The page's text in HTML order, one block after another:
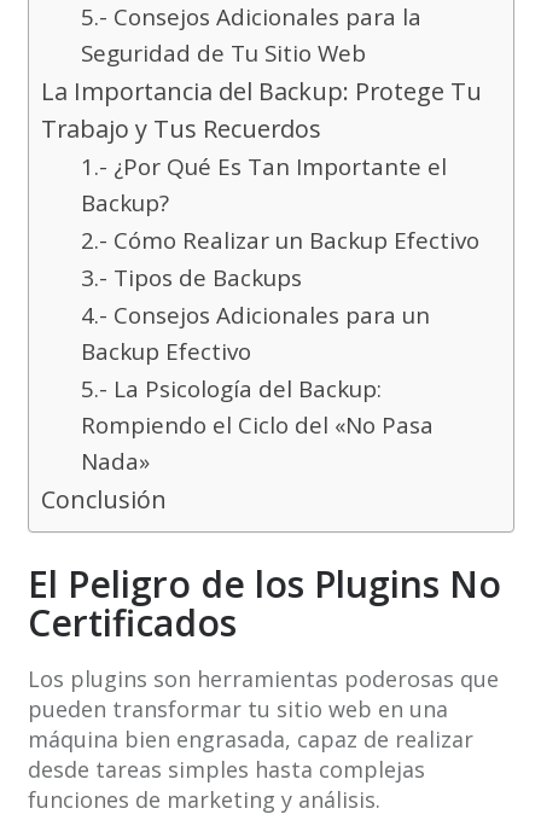
5.- Consejos Adicionales para la
Seguridad de Tu Sitio Web
La Importancia del Backup: Protege Tu
Trabajo y Tus Recuerdos
1.- ¿Por Qué Es Tan Importante el
Backup?
2.- Cómo Realizar un Backup Efectivo
3.- Tipos de Backups
4.- Consejos Adicionales para un
Backup Efectivo
5.- La Psicología del Backup:
Rompiendo el Ciclo del «No Pasa
Nada»
Conclusión
El Peligro de los Plugins No
Certificados
Los plugins son herramientas poderosas que
pueden transformar tu sitio web en una
máquina bien engrasada, capaz de realizar
desde tareas simples hasta complejas
funciones de marketing y análisis.